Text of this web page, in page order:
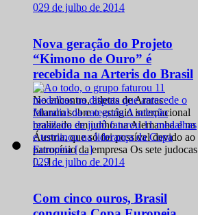
029 de julho de 2014
Nova geração do Projeto
“Kimono de Ouro” é
recebida na Arteris do Brasil
No encontro, atletas de Araras
falaram sobre o estágio internacional
realizado em junho na Alemanha e na
Áustria, que só foi possível devido ao
patrocínio da empresa Os sete judocas
[…]
029 de julho de 2014
Com cinco ouros, Brasil